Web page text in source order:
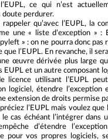
ce qui n’est
doute perdurer.
qu’avec l’EUPL, la
une « liste d’exception » :
» : on ne pourra donc pas
que l’EUPL. En revanche, il
œuvre dérivée plus large
EUPL et un autre composant
licence utilisant l’EUPL
logiciel, étendre l’exception
extension de droits permise
l’EUPL mais voulez
le cas échéant l’intégrer dans
d’étendre
pour vos propres logiciels,